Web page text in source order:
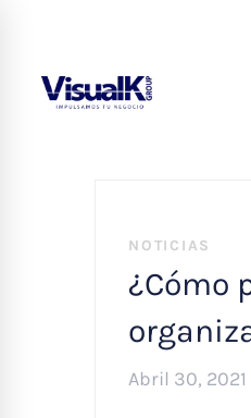
NOTICIAS
¿Cómo
Abril 30, 2021